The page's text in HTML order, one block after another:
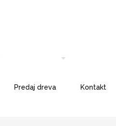
Predaj dreva Kontakt